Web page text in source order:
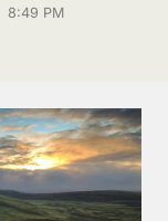
8:49 PM